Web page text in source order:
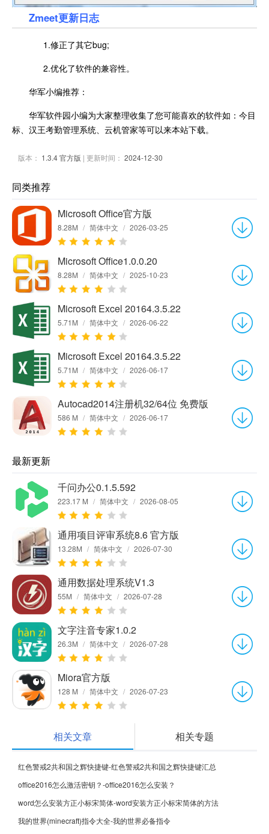
Zmeet更新日志
1.修正了其它bug;
2.优化了软件的兼容性。
华军小编推荐：
华军软件园小编为大家整理收集了您可能喜欢的软件如：今目
标、汉王考勤管理系统、云机管家等可以来本站下载。
版本： 1.3.4 官方版 | 更新时间： 2024-12-30
同类推荐
Microsoft Office官方版
8.28M / 简体中文 / 2026-03-25
Microsoft Office1.0.0.20
8.28M / 简体中文 / 2025-10-23
Microsoft Excel 20164.3.5.22
5.71M / 简体中文 / 2026-06-22
Microsoft Excel 20164.3.5.22
5.71M / 简体中文 / 2026-06-17
Autocad2014注册机32/64位 免费版
586 M / 简体中文 / 2026-06-17
最新更新
千问办公0.1.5.592
223.17 M / 简体中文 / 2026-08-05
通用项目评审系统8.6 官方版
13.28M / 简体中文 / 2026-07-30
通用数据处理系统V1.3
55M / 简体中文 / 2026-07-28
文字注音专家1.0.2
26.3M / 简体中文 / 2026-07-28
Miora官方版
128 M / 简体中文 / 2026-07-23
相关文章 相关专题
红色警戒2共和国之辉快捷键-红色警戒2共和国之辉快捷键汇总
office2016怎么激活密钥？-office2016怎么安装？
word怎么安装方正小标宋简体-word安装方正小标宋简体的方法
我的世界(minecraft)指令大全-我的世界必备指令